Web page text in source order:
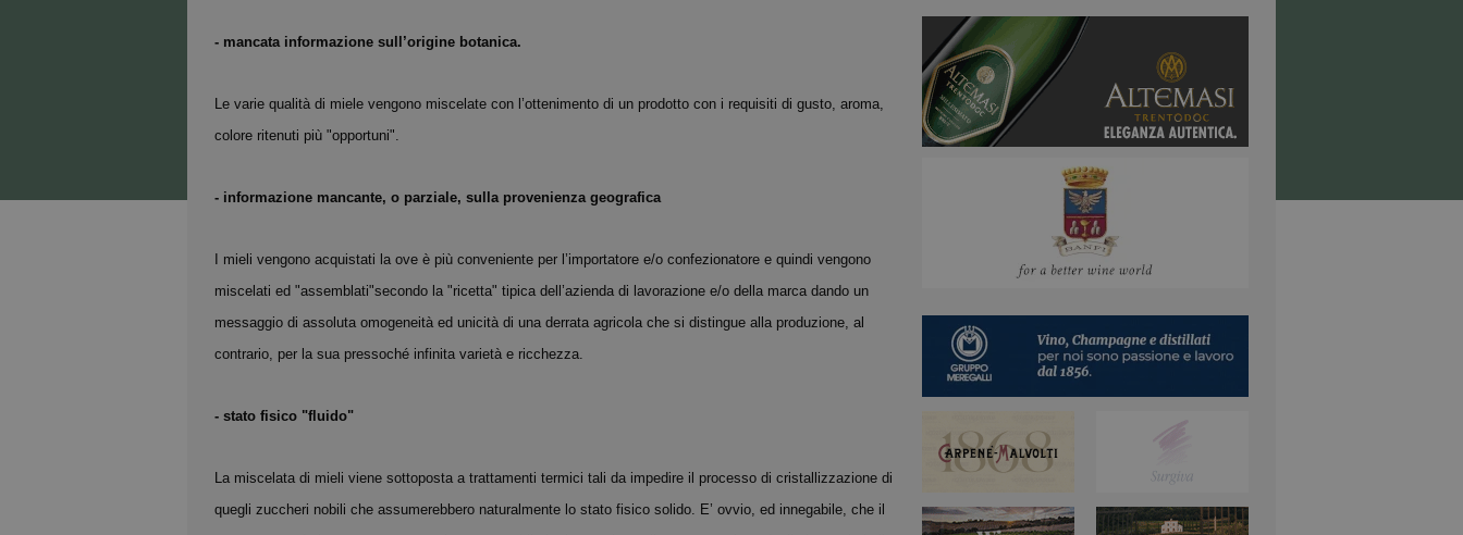
- mancata informazione sull’origine botanica.
Le varie qualità di miele vengono miscelate con l’ottenimento di un prodotto con i requisiti di gusto, aroma,
colore ritenuti più "opportuni".
- informazione mancante, o parziale, sulla provenienza geografica
I mieli vengono acquistati la ove è più conveniente per l’importatore e/o confezionatore e quindi vengono
miscelati ed "assemblati"secondo la "ricetta" tipica dell’azienda di lavorazione e/o della marca dando un
messaggio di assoluta omogeneità ed unicità di una derrata agricola che si distingue alla produzione, al
contrario, per la sua pressoché infinita varietà e ricchezza.
- stato fisico "fluido"
La miscelata di mieli viene sottoposta a trattamenti termici tali da impedire il processo di cristallizzazione di
quegli zuccheri nobili che assumerebbero naturalmente lo stato fisico solido. E’ ovvio, ed innegabile, che il